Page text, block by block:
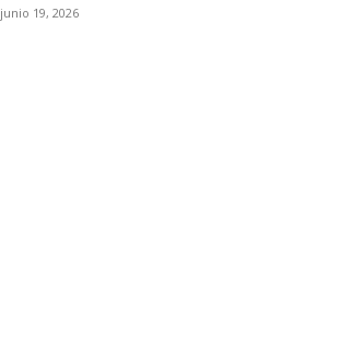
junio 19, 2026